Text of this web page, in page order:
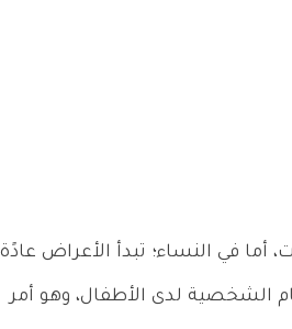
أما في النساء؛ تبدأ الأعراض عادًة
الشخصية لدى الأطفال، وهو أمر